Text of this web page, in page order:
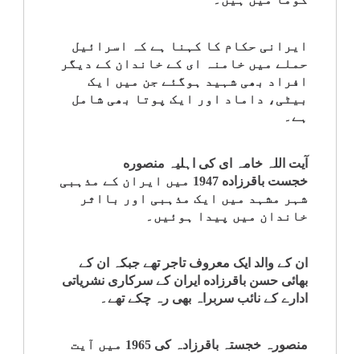
ایرانی حکام کا کہنا ہے کہ اسرائیل
حملے میں خامنہ ای کے خاندان کے دیگر
افراد بھی شہید ہوگئے جن میں ایک
بیٹی، داماد اور ایک پوتا بھی شامل
ہے۔
آیت اللہ خامہ ای کی اہلیہ منصوره
خجست باقرزاده 1947 میں ایران کے مذہبی
شہر مشہد میں ایک مذہبی اور بااثر
خاندان میں پیدا ہوئیں۔
ان کے والد ایک معروف تاجر تھے جبکہ ان کے
بھائی حسن باقرزاده ایران کے سرکاری نشریاتی
ادارے کے نائب سربراہ بھی رہ چکے تھے۔
منصورہ خجستہ باقرزادہ کی 1965 میں آیت